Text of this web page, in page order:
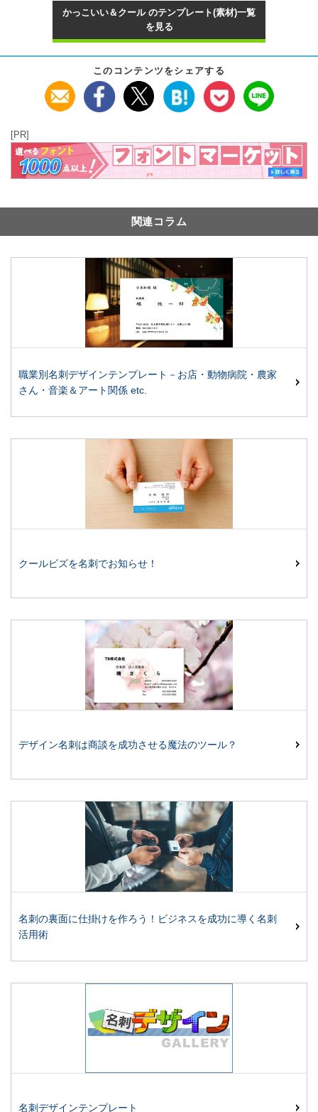
かっこいい＆クール のテンプレート(素材)一覧
を見る
このコンテンツをシェアする
[PR]
関連コラム
職業別名刺デザインテンプレート－お店・動物病院・農家
さん・音楽＆アート関係 etc.
クールビズを名刺でお知らせ！
デザイン名刺は商談を成功させる魔法のツール？
名刺の裏面に仕掛けを作ろう！ビジネスを成功に導く名刺
活用術
名刺デザインテンプレート